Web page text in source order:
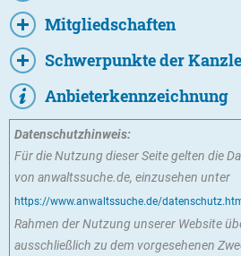
Mitgliedschaften
Schwerpunkte der
Anbieterkennzeichnung
Datenschutzhinweis:
Für die Nutzung dieser Seite gelten die
von anwaltssuche.de, einzusehen unter
https://www.anwaltssuche.de/
Rahmen der Nutzung unserer Website
ausschließlich zu dem vorgesehenen